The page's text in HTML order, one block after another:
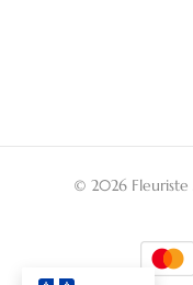
© 2026 Fleuriste